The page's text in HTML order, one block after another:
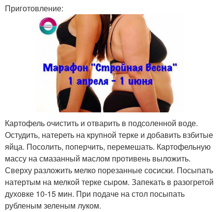
Приготовление:
Картофель очистить и отварить в подсоленной воде.
Остудить, натереть на крупной терке и добавить взбитые
яйца. Посолить, поперчить, перемешать. Картофельную
массу на смазанный маслом противень выложить.
Сверху разложить мелко порезанные сосиски. Посыпать
натертым на мелкой терке сыром. Запекать в разогретой
духовке 10-15 мин. При подаче на стол посыпать
рубленым зеленым луком.